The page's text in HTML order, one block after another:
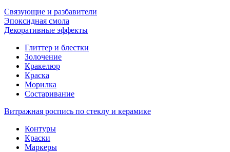
Связующие и разбавители
Эпоксидная смола
Декоративные эффекты
Глиттер и блестки
Золочение
Кракелюр
Краска
Морилка
Состаривание
Витражная роспись по стеклу и керамике
Контуры
Краски
Маркеры